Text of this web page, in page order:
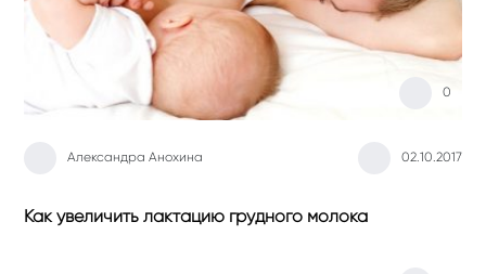
Александра Анохина 02.10.2017
0
Как увеличить лактацию грудного молока